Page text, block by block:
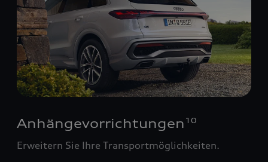
Anhängevorrichtungen 10
Erweitern Sie Ihre Transportmöglichkeiten.